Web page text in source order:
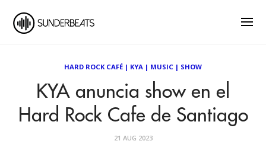
HARD ROCK CAFÉ | KYA | MUSIC | SHOW
KYA anuncia show en el
Hard Rock Cafe de Santiago
21 AUG 2023